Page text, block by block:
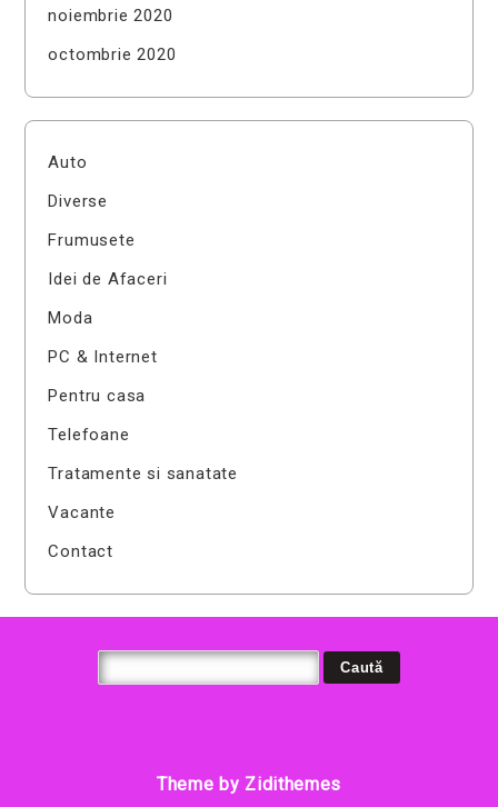
noiembrie 2020
octombrie 2020
Auto
Diverse
Frumusete
Idei de Afaceri
Moda
PC & Internet
Pentru casa
Telefoane
Tratamente si sanatate
Vacante
Contact
Theme by Zidithemes